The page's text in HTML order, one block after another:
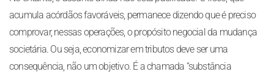
acumula acórdãos favoráveis, permanece dizendo que é preciso
comprovar, nessas operações, o propósito negocial da mudança
societária. Ou seja, economizar em tributos deve ser uma
consequência, não um objetivo. É a chamada “substância